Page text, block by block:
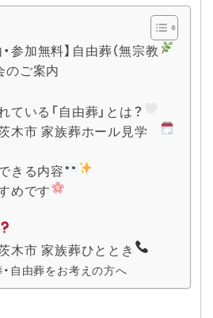
参加無料】自由葬（無宗教
のご案内
いる「自由葬」とは？
木市 家族葬ホール見学
きる内容
めです
木市 家族葬ひととき
自由葬をお考えの方へ